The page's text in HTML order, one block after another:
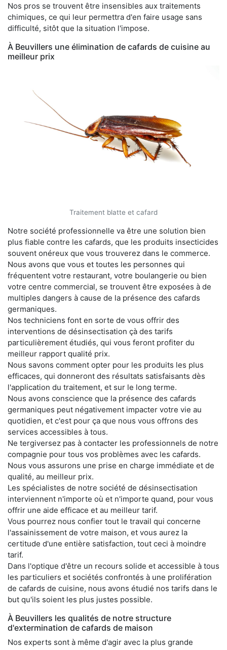
Nos pros se trouvent être insensibles aux traitements
chimiques, ce qui leur permettra d'en faire usage sans
difficulté, sitôt que la situation l'impose.
À Beuvillers une élimination de cafards de cuisine au
meilleur prix
Traitement blatte et cafard
Notre société professionnelle va être une solution bien
plus fiable contre les cafards, que les produits insecticides
souvent onéreux que vous trouverez dans le commerce.
Nous avons que vous et toutes les personnes qui
fréquentent votre restaurant, votre boulangerie ou bien
votre centre commercial, se trouvent être exposées à de
multiples dangers à cause de la présence des cafards
germaniques.
Nos techniciens font en sorte de vous offrir des
interventions de désinsectisation çà des tarifs
particulièrement étudiés, qui vous feront profiter du
meilleur rapport qualité prix.
Nous savons comment opter pour les produits les plus
efficaces, qui donneront des résultats satisfaisants dès
l'application du traitement, et sur le long terme.
Nous avons conscience que la présence des cafards
germaniques peut négativement impacter votre vie au
quotidien, et c'est pour ça que nous vous offrons des
services accessibles à tous.
Ne tergiversez pas à contacter les professionnels de notre
compagnie pour tous vos problèmes avec les cafards.
Nous vous assurons une prise en charge immédiate et de
qualité, au meilleur prix.
Les spécialistes de notre société de désinsectisation
interviennent n'importe où et n'importe quand, pour vous
offrir une aide efficace et au meilleur tarif.
Vous pourrez nous confier tout le travail qui concerne
l'assainissement de votre maison, et vous aurez la
certitude d'une entière satisfaction, tout ceci à moindre
tarif.
Dans l'optique d'être un recours solide et accessible à tous
les particuliers et sociétés confrontés à une prolifération
de cafards de cuisine, nous avons étudié nos tarifs dans le
but qu'ils soient les plus justes possible.
À Beuvillers les qualités de notre structure
d'extermination de cafards de maison
Nos experts sont à même d'agir avec la plus grande